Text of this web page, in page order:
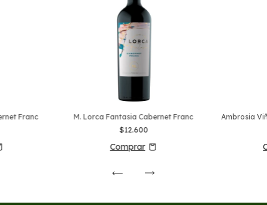
Franc
M. Lorca Fantasia Cabernet Franc
$12.600
Ambrosia